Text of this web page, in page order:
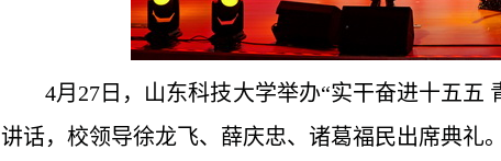
4月27日，山东科技大学举办“实干奋进十五
讲话，校领导徐龙飞、薛庆忠、诸葛福民出席典礼。